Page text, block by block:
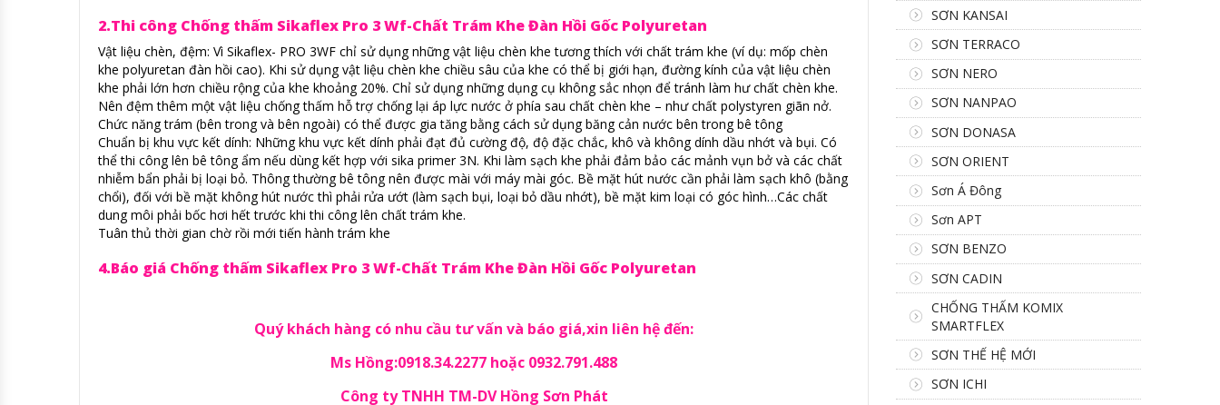
2.Thi công Chống thấm Sikaflex Pro 3 Wf-Chất Trám Khe Đàn Hồi Gốc Polyuretan
Vật liệu chèn, đệm: Vì Sikaflex- PRO 3WF chỉ sử dụng những vật liệu chèn khe tương thích với chất trám khe (ví dụ: mốp chèn
khe polyuretan đàn hồi cao). Khi sử dụng vật liệu chèn khe chiều sâu của khe có thể bị giới hạn, đường kính của vật liệu chèn
khe phải lớn hơn chiều rộng của khe khoảng 20%. Chỉ sử dụng những dụng cụ không sắc nhọn để tránh làm hư chất chèn khe.
Nên đệm thêm một vật liệu chống thấm hỗ trợ chống lại áp lực nước ở phía sau chất chèn khe – như chất polystyren giãn nở.
Chức năng trám (bên trong và bên ngoài) có thể được gia tăng bằng cách sử dụng băng cản nước bên trong bê tông
Chuẩn bị khu vực kết dính: Những khu vực kết dính phải đạt đủ cường độ, độ đặc chắc, khô và không dính dầu nhớt và bụi. Có
thể thi công lên bê tông ẩm nếu dùng kết hợp với sika primer 3N. Khi làm sạch khe phải đảm bảo các mảnh vụn bở và các chất
nhiễm bẩn phải bị loại bỏ. Thông thường bê tông nên được mài với máy mài góc. Bề mặt hút nước cần phải làm sạch khô (bằng
chổi), đối với bề mặt không hút nước thì phải rửa ướt (làm sạch bụi, loại bỏ dầu nhớt), bề mặt kim loại có góc hình…Các chất
dung môi phải bốc hơi hết trước khi thi công lên chất trám khe.
Tuân thủ thời gian chờ rồi mới tiến hành trám khe
4.Báo giá Chống thấm Sikaflex Pro 3 Wf-Chất Trám Khe Đàn Hồi Gốc Polyuretan
Quý khách hàng có nhu cầu tư vấn và báo giá,xin liên hệ đến:
Ms Hồng:0918.34.2277 hoặc 0932.791.488
Công ty TNHH TM-DV Hồng Sơn Phát
SƠN KANSAI
SƠN TERRACO
SƠN NERO
SƠN NANPAO
SƠN DONASA
SƠN ORIENT
Sơn Á Đông
Sơn APT
SƠN BENZO
SƠN CADIN
CHỐNG THẤM KOMIX
SMARTFLEX
SƠN THẾ HỆ MỚI
SƠN ICHI